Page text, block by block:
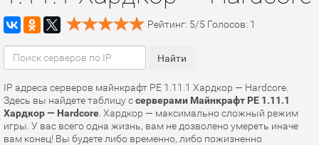
Рейтинг: 5/5 Голосов: 1
IP адреса серверов майнкрафт PE 1.11.1 Хардкор — Hardcore.
Здесь вы найдете таблицу ссерверами Майнкрафт PE 1.11.1
Хардкор — Hardcore . Хардкор — максимально сложный режим
игры. У вас всего одна жизнь, вам не дозволено умереть иначе
вам конец! Вы будете либо временно, либо пожизненно